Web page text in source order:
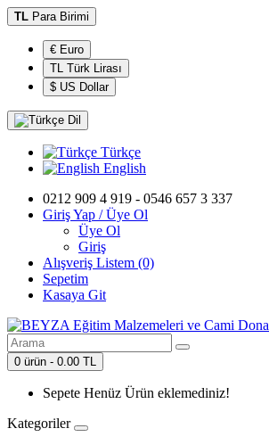
TL Para Birimi
€ Euro
TL Türk Lirası
$ US Dollar
Dil
Türkçe
English
0212 909 4 919 - 0546 657 3 337
Giriş Yap / Üye Ol
Üye Ol
Giriş
Alışveriş Listem (0)
Sepetim
Kasaya Git
0 ürün - 0.00 TL
Sepete Henüz Ürün eklemediniz!
Kategoriler